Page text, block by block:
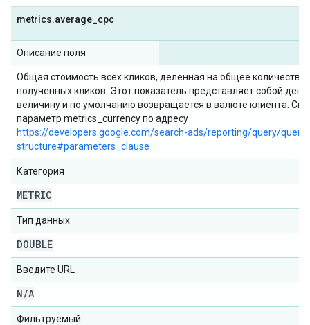
metrics.average cpc
Описание поля
Общая стоимость всех кликов, деленная на общее количество
полученных кликов. Этот показатель представляет собой
величину и по умолчанию возвращается в валюте клиента. См.
параметр metrics_currency по адресу
https://developers.google.com/search-ads/reporting/query/query-
structure#parameters_clause
Категория
METRIC
Тип данных
DOUBLE
Введите URL
N/A
Фильтруемый